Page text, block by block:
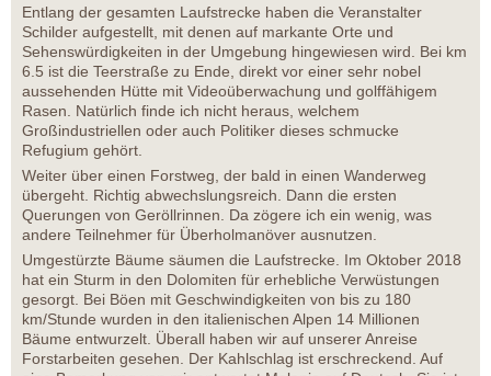
Entlang der gesamten Laufstrecke haben die Veranstalter
Schilder aufgestellt, mit denen auf markante Orte und
Sehenswürdigkeiten in der Umgebung hingewiesen wird. Bei km
6.5 ist die Teerstraße zu Ende, direkt vor einer sehr nobel
aussehenden Hütte mit Videoüberwachung und golffähigem
Rasen. Natürlich finde ich nicht heraus, welchem
Großindustriellen oder auch Politiker dieses schmucke
Refugium gehört.
Weiter über einen Forstweg, der bald in einen Wanderweg
übergeht. Richtig abwechslungsreich. Dann die ersten
Querungen von Geröllrinnen. Da zögere ich ein wenig, was
andere Teilnehmer für Überholmanöver ausnutzen.
Umgestürzte Bäume säumen die Laufstrecke. Im Oktober 2018
hat ein Sturm in den Dolomiten für erhebliche Verwüstungen
gesorgt. Bei Böen mit Geschwindigkeiten von bis zu 180
km/Stunde wurden in den italienischen Alpen 14 Millionen
Bäume entwurzelt. Überall haben wir auf unserer Anreise
Forstarbeiten gesehen. Der Kahlschlag ist erschreckend. Auf